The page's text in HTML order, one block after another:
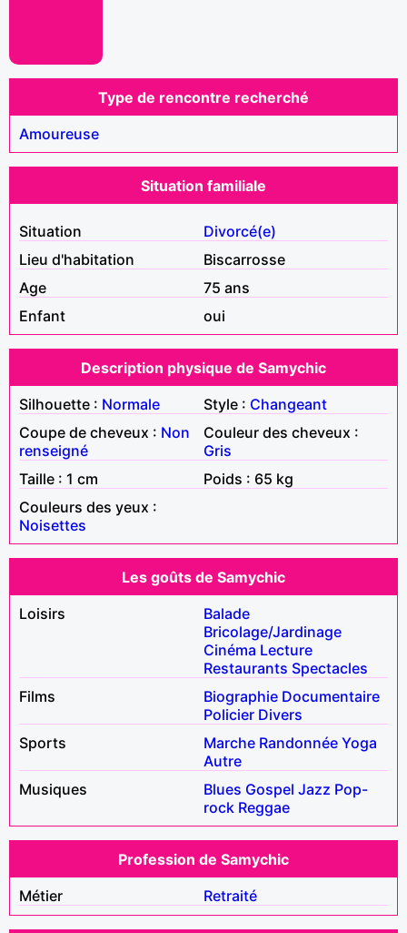
Type de rencontre recherché
Amoureuse
Situation familiale
Situation
Divorcé(e)
Lieu d'habitation
Biscarrosse
Age
75 ans
Enfant
oui
Description physique de Samychic
Silhouette : Normale Style : Changeant
Coupe de cheveux : Non
renseigné
Couleur des cheveux :
Gris
Taille : 1 cm
Poids : 65 kg
Couleurs des yeux :
Noisettes
Les goûts de Samychic
Loisirs
Balade
Bricolage/Jardinage
Cinéma Lecture
Restaurants Spectacles
Films
Biographie Documentaire
Policier Divers
Sports
Marche Randonnée Yoga
Autre
Musiques
Blues Gospel Jazz Pop-
rock Reggae
Profession de Samychic
Métier
Retraité